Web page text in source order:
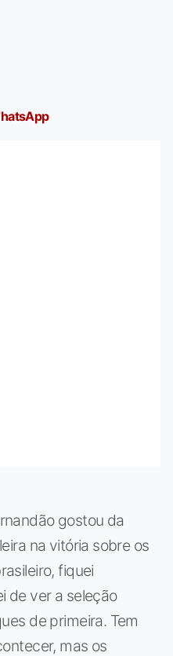
gostou da
na vitória sobre os
fiquei
de ver a seleção
de primeira. Tem
mas os